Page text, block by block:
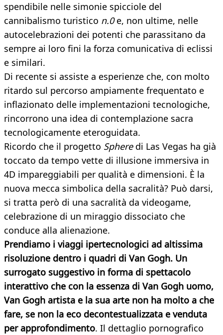
spendibile nelle simonie spicciole del
cannibalismo turistico n.0e, non ultime, nelle
autocelebrazioni dei potenti che parassitano da
sempre ai loro fini la forza comunicativa di eclissi
e similari.
Di recente si assiste a esperienze che, con molto
ritardo sul percorso ampiamente frequentato e
inflazionato delle implementazioni tecnologiche,
rincorrono una idea di contemplazione sacra
tecnologicamente eteroguidata.
Ricordo che il progetto Spheredi Las Vegas ha già
toccato da tempo vette di illusione immersiva in
4D impareggiabili per qualità e dimensioni. È la
nuova mecca simbolica della sacralità? Può darsi,
si tratta però di una sacralità da videogame,
celebrazione di un miraggio dissociato che
conduce alla alienazione.
Prendiamo i viaggi ipertecnologici ad altissima
risoluzione dentro i quadri di Van Gogh. Un
surrogato suggestivo in forma di spettacolo
interattivo che con la essenza di Van Gogh uomo,
Van Gogh artista e la sua arte non ha molto a che
fare, se non la eco decontestualizzata e venduta
per approfondimento. Il dettaglio pornografico